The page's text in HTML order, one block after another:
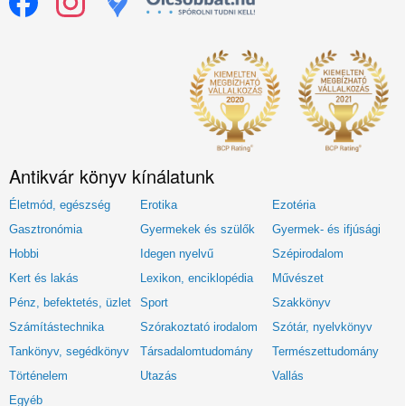
Antikvár könyv kínálatunk
Életmód, egészség Erotika
Ezotéria
Gasztronómia
Gyermekek és szülők
Gyermek- és ifjúsági
Hobbi
Idegen nyelvű
Szépirodalom
Kert és lakás
Lexikon, enciklopédia
Művészet
Pénz, befektetés, üzlet
Sport
Szakkönyv
Számítástechnika
Szórakoztató irodalom
Szótár, nyelvkönyv
Tankönyv, segédkönyv
Társadalomtudomány
Természettudomány
Történelem
Utazás
Vallás
Egyéb